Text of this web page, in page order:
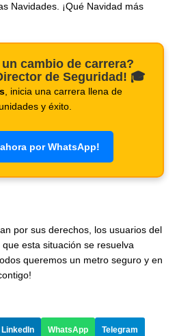
Navidades. ¡Qué Navidad más
cambio de carrera?
de Seguridad! 🎓
, inicia una carrera llena de
y éxito.
por WhatsApp!
por sus derechos, los usuarios del
esta situación se resuelva
queremos un metro seguro y en
LinkedIn WhatsApp Telegram